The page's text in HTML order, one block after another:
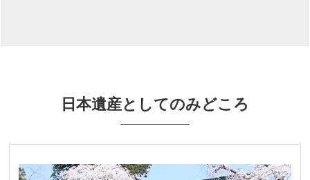
日本遺産としてのみどころ